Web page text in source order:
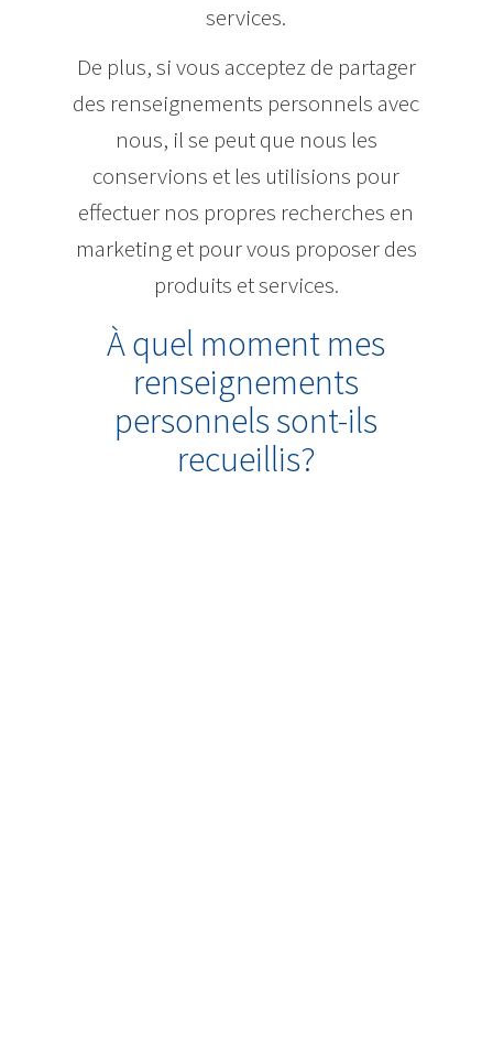
services.
De plus, si vous acceptez de partager
des renseignements personnels avec
nous, il se peut que nous les
conservions et les utilisions pour
effectuer nos propres recherches en
marketing et pour vous proposer des
produits et services.
À quel moment mes
renseignements
personnels sont-ils
recueillis?